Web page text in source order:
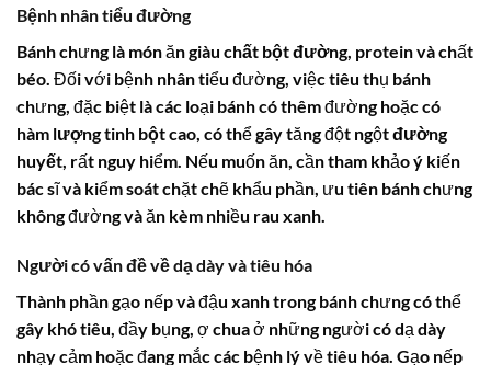
Bệnh nhân tiểu đường
Bánh chưng là món ăn giàu chất bột đường, protein và chất
béo. Đối với bệnh nhân tiểu đường, việc tiêu thụ bánh
chưng, đặc biệt là các loại bánh có thêm đường hoặc có
hàm lượng tinh bộtcao, có thể gây tăng đột ngộtđường
huyết , rất nguy hiểm. Nếu muốn ăn, cần tham khảo ý kiến
bác sĩ và kiểm soát chặt chẽ khẩu phần, ưu tiên bánh chưng
không đường và ăn kèm nhiều rau xanh.
Người có vấn đề về dạ dày và tiêu hóa
Thành phần gạo nếp và đậu xanh trong bánh chưng có thể
gây khó tiêu, đầy bụng, ợ chua ở những người có dạ dày
nhạy cảm hoặc đang mắc các bệnh lý về tiêu hóa. Gạo nếp